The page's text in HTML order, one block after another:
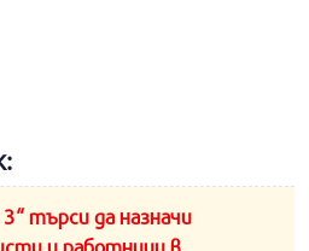
3“ търси да назначи